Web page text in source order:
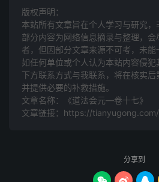
就正，唯只甘心冥行而已。甚而敷
文辞，致饰於外，务以悦人以沽名
信之。间有好学之士欲求其理，
之。若此者，不可枚数。试举一二
凡诀目之详者，本为下士，体未洞
念有所持执，不致他想。奈何后学
所惑，念想专驰於外，神炁不得凝
适以资其疏慢卤莽之谋。二者之间
版权声明：
本站所有文章旨在个人学习与研究，
部分内容为网络信息摘录与整理，
者，但因部分文章来源不可考，未能
如任何单位或个人认为本站内容侵
下方联系方式与我联系​​，将在核实
并提供必要的补救措施。
文章名称：《道法会元—卷十七》
文章链接： https://
分享到